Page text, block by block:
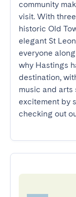
community
visit. With
historic Old
elegant St
everyone
why Hastings
destination,
music and arts
excitement by
checking out